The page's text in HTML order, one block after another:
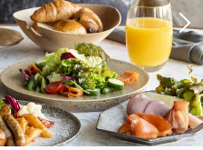
大人2名1室
税・サービス料込
合計 52,650
詳細 今すぐ予約